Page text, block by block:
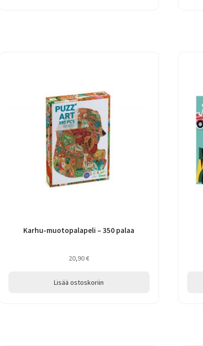
Karhu-muotopalapeli – 350 palaa
20,90€
Lisää ostoskoriin